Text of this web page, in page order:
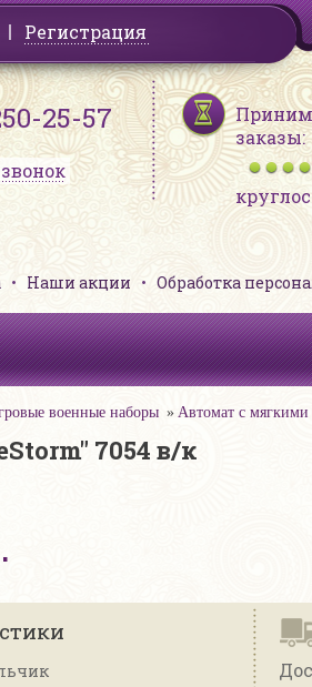
Регистрация
25-57
заказы:
Наши акции Обработка
военные наборы Автомат с мягкими
7054 в/к